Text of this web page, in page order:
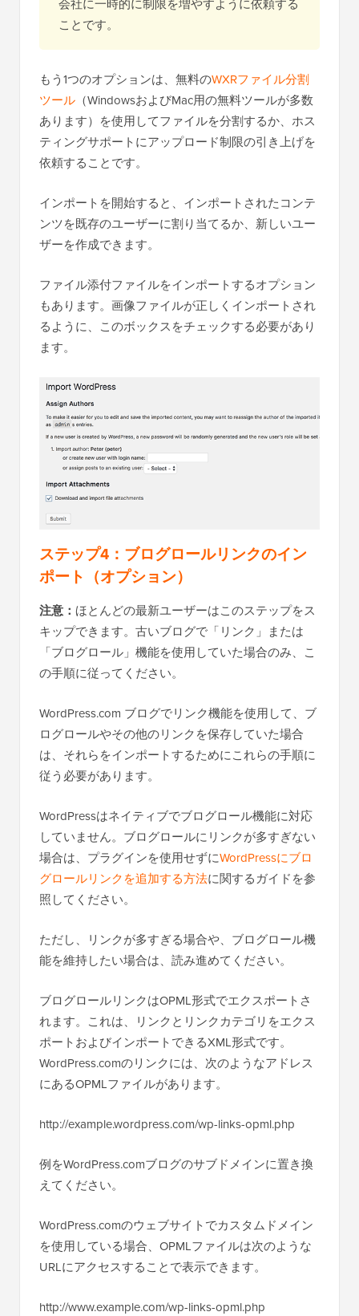
ことです。
もう1つのオプションは、無料のWXRファイル分割
ツール （WindowsおよびMac用の無料ツールが多数
あります）を使用してファイルを分割するか、ホス
ティングサポートにアップロード制限の引き上げを
依頼することです。
インポートを開始すると、インポートされたコンテ
ンツを既存のユーザーに割り当てるか、新しいユー
ザーを作成できます。
ファイル添付ファイルをインポートするオプション
もあります。画像ファイルが正しくインポートされ
るように、このボックスをチェックする必要があり
ます。
ステップ4：ブログロールリンクのイン
ポート（オプション）
注意： ほとんどの最新ユーザーはこのステップをス
キップできます。古いブログで「リンク」または
「ブログロール」機能を使用していた場合のみ、こ
の手順に従ってください。
WordPress.com ブログでリンク機能を使用して、ブ
ログロールやその他のリンクを保存していた場合
は、それらをインポートするためにこれらの手順に
従う必要があります。
WordPressはネイティブでブログロール機能に対応
していません。ブログロールにリンクが多すぎない
場合は、プラグインを使用せずにWordPressにブロ
グロールリンクを追加する方法に関するガイドを参
照してください。
ただし、リンクが多すぎる場合や、ブログロール機
能を維持したい場合は、読み進めてください。
ブログロールリンクはOPML形式でエクスポートさ
れます。これは、リンクとリンクカテゴリをエクス
ポートおよびインポートできるXML形式です。
WordPress.comのリンクには、次のようなアドレス
にあるOPMLファイルがあります。
http://example.wordpress.com/wp-links-opml.php
例をWordPress.comブログのサブドメインに置き換
えてください。
WordPress.comのウェブサイトでカスタムドメイン
を使用している場合、OPMLファイルは次のような
URLにアクセスすることで表示できます。
http://www.example.com/wp-links-opml.php